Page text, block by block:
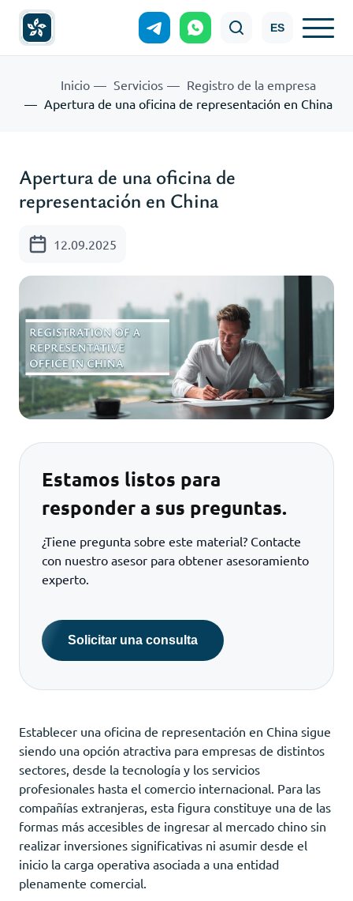
ES
Inicio Servicios
Registro de la empresa
Apertura de una oficina de representación en China
Apertura de una oficina de
representación en China
12.09.2025
Estamos listos para
responder a sus preguntas.
¿Tiene pregunta sobre este material? Contacte
con nuestro asesor para obtener asesoramiento
experto.
Solicitar una consulta
Establecer una oficina de representación en China sigue
siendo una opción atractiva para empresas de distintos
sectores, desde la tecnología y los servicios
profesionales hasta el comercio internacional. Para las
compañías extranjeras, esta figura constituye una de las
formas más accesibles de ingresar al mercado chino sin
realizar inversiones significativas ni asumir desde el
inicio la carga operativa asociada a una entidad
plenamente comercial.